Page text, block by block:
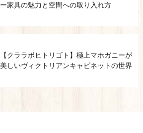
ー家具の魅力と空間への取り入れ方
【クララボヒトリゴト】極上マホガニーが
美しいヴィクトリアンキャビネットの世界